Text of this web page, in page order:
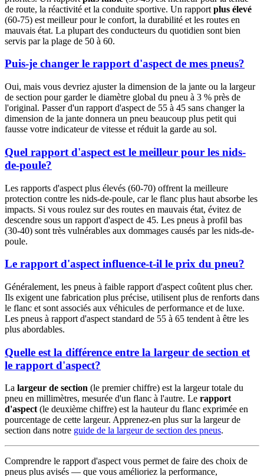
de route, la réactivité et la conduite sportive. Un rapport plus élevé
(60-75) est meilleur pour le confort, la durabilité et les routes en
mauvais état. La plupart des conducteurs du quotidien sont bien
servis par la plage de 50 à 60.
Puis-je changer le rapport d'aspect de mes pneus?
Oui, mais vous devriez ajuster la dimension de la jante ou la largeur
de section pour garder le diamètre global du pneu à 3 % près de
l'original. Passer d'un rapport d'aspect de 55 à 45 sans changer la
dimension de la jante donnera un pneu beaucoup plus petit qui
fausse votre indicateur de vitesse et réduit la garde au sol.
Quel rapport d'aspect est le meilleur pour les nids-
de-poule?
Les rapports d'aspect plus élevés (60-70) offrent la meilleure
protection contre les nids-de-poule, car le flanc plus haut absorbe les
impacts. Si vous roulez sur des routes en mauvais état, évitez de
descendre sous un rapport d'aspect de 45. Les pneus à profil bas
(30-40) sont très vulnérables aux dommages causés par les nids-de-
poule.
Le rapport d'aspect influence-t-il le prix du pneu?
Généralement, les pneus à faible rapport d'aspect coûtent plus cher.
Ils exigent une fabrication plus précise, utilisent plus de renforts dans
le flanc et sont associés aux véhicules de performance et de luxe.
Les pneus à rapport d'aspect standard de 55 à 65 tendent à être les
plus abordables.
Quelle est la différence entre la largeur de section et
le rapport d'aspect?
La largeur de section (le premier chiffre) est la largeur totale du
pneu en millimètres, mesurée d'un flanc à l'autre. Le rapport
d'aspect(le deuxième chiffre) est la hauteur du flanc exprimée en
pourcentage de cette largeur. Apprenez-en plus sur la largeur de
section dans notre guide de la largeur de section des pneus.
Comprendre le rapport d'aspect vous permet de faire des choix de
pneus plus avisés — que vous amélioriez la performance,